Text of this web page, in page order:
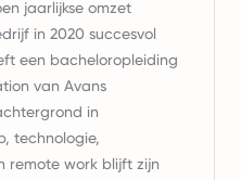
jaarlijkse omzet
in 2020 succesvol
een bacheloropleiding
van Avans
in
technologie,
remote work blijft zijn